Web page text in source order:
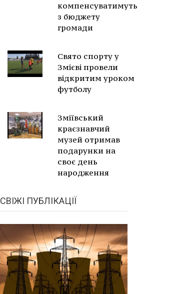
компенсуватимуть
з бюджету
громади
Свято спорту у
Змієві провели
відкритим уроком
футболу
Зміївський
краєзнавчий
музей отримав
подарунки на
своє день
народження
СВІЖІ ПУБЛІКАЦІЇ